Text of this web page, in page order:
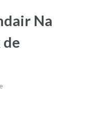
Na